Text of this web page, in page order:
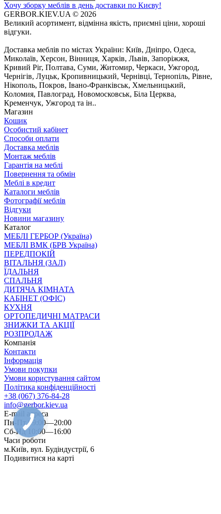
Хочу зборку меблів в день доставки по Києву!
GERBOR.KIEV.UA © 2026
Великий асортимент, відмінна якість, приємні ціни, хороші
відгуки.
Доставка меблів по містах України: Київ, Дніпро, Одеса,
Миколаїв, Херсон, Вінниця, Харків, Львів, Запоріжжя,
Кривий Ріг, Полтава, Суми, Житомир, Черкаси, Ужгород,
Чернігів, Луцьк, Кропивницький, Чернівці, Тернопіль, Рівне,
Нікополь, Покров, Івано-Франківськ, Хмельницький,
Коломия, Павлоград, Новомосковськ, Біла Церква,
Кременчук, Ужгород та ін..
Магазин
Кошик
Особистий кабінет
Способи оплати
Доставка меблів
Монтаж меблів
Гарантія на меблі
Повернення та обмін
Меблі в кредит
Каталоги меблів
Фотографії меблів
Відгуки
Новини магазину
Каталог
МЕБЛІ ГЕРБОР (Україна)
МЕБЛІ ВМК (БРВ Україна)
ПЕРЕДПОКІЙ
ВІТАЛЬНЯ (ЗАЛ)
ЇДАЛЬНЯ
СПАЛЬНЯ
ДИТЯЧА КІМНАТА
КАБІНЕТ (ОФІС)
КУХНЯ
ОРТОПЕДИЧНІ МАТРАСИ
ЗНИЖКИ ТА АКЦІЇ
РОЗПРОДАЖ
Компанія
Контакти
Інформація
Умови покупки
Умови користування сайтом
Політика конфіденційності
+38 (067) 376-84-28
info@gerbor.kiev.ua
E-mail адреса
Пн-Пт 09:00—20:00
Сб-Нд 10:00—16:00
Часи роботи
м.Київ, вул. Будіндустрії, 6
Подивитися на карті